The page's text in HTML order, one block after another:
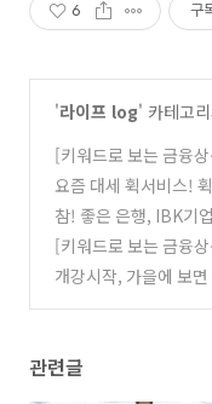
6 구
'라이프 log' 카테고
[키워드로 보는 금융
보는 서브프라임 모기
요즘 대세 휙서비스!
참! 좋은 은행, IBK기
주 (0)
[키워드로 보는 금융
노후자금, 카페라테
개강시작, 가을에 보
관련글